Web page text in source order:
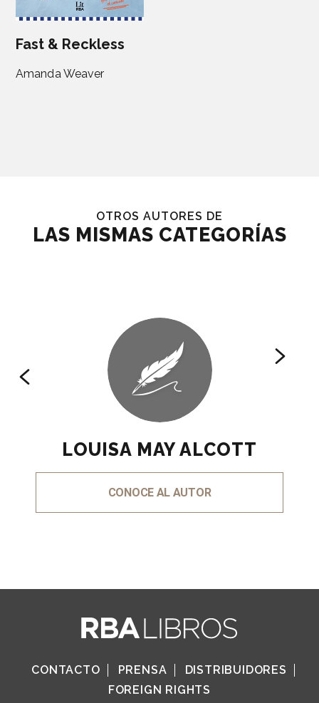
Fast & Reckless
Amanda Weaver
OTROS AUTORES DE
LAS MISMAS CATEGORÍAS
LOUISA MAY ALCOTT
CONOCE AL AUTOR
CONTACTO PRENSA
DISTRIBUIDORES
FOREIGN RIGHTS